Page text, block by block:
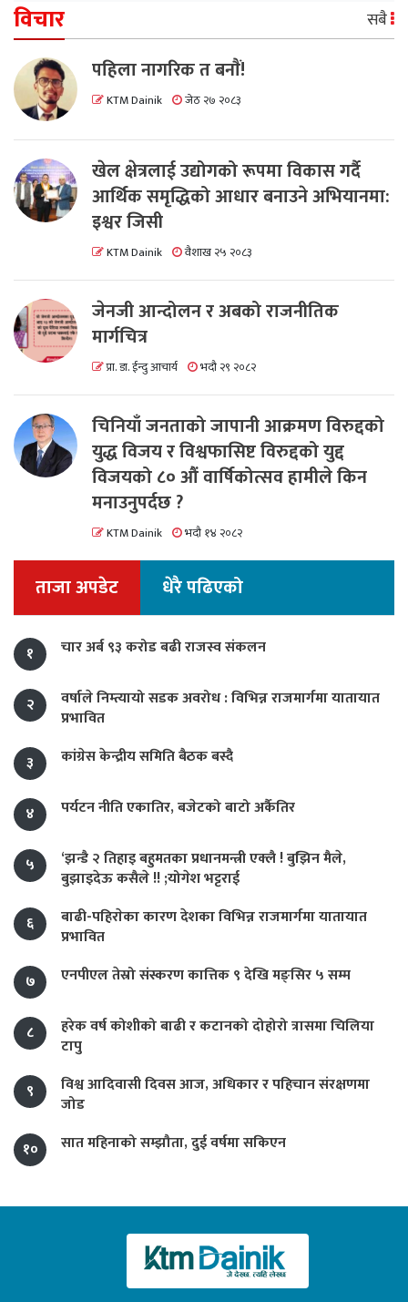
विचार सबै
पहिला नागरिक त बनाैं!
KTM Dainik जेठ २७ २०८३
खेल क्षेत्रलाई उद्योगको रूपमा विकास गर्दै
आर्थिक समृद्धिको आधार बनाउने अभियानमा:
इश्वर जिसी
KTM Dainik वैशाख २५ २०८३
जेनजी आन्दोलन र अबको राजनीतिक
मार्गचित्र
प्रा. डा. ईन्दु आचार्य भदौ २९ २०८२
चिनियाँ जनताको जापानी आक्रमण विरुद्दको
युद्ध विजय र विश्वफासिष्ट विरुद्दको युद्द
विजयको ८० औं वार्षिकोत्सव हामीले किन
मनाउनुपर्दछ ?
KTM Dainik भदौ १४ २०८२
ताजा अपडेट धेरै पढिएको
१ चार अर्ब ९३ करोड बढी राजस्व संकलन
२
वर्षाले निम्त्यायो सडक अवरोध : विभिन्न राजमार्गमा यातायात
प्रभावित
३
कांग्रेस केन्द्रीय समिति बैठक बस्दै
४ पर्यटन नीति एकातिर, बजेटको बाटो अर्कैतिर
५
‘झन्डै २ तिहाइ बहुमतका प्रधानमन्त्री एक्लै ! बुझिन मैले,
बुझाइदेऊ कसैले !! ;योगेश भट्टराई
६
बाढी-पहिराेका कारण देशका विभिन्न राजमार्गमा यातायात
प्रभावित
७
एनपीएल तेस्रो संस्करण कात्तिक ९ देखि मङ्सिर ५ सम्म
८
हरेक वर्ष कोशीको बाढी र कटानको दोहोरो त्रासमा चिलिया
टापु
९
विश्व आदिवासी दिवस आज, अधिकार र पहिचान संरक्षणमा
जोड
१०
सात महिनाको सम्झौता, दुई वर्षमा सकिएन